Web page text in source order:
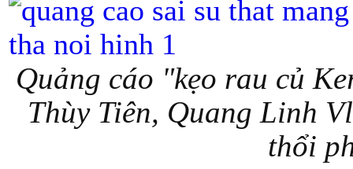
Quảng cáo "kẹo rau củ
Thùy Tiên, Quang Linh
thổi